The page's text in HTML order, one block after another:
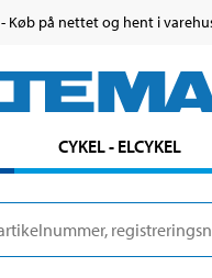
- Køb på nettet og hent i
CYKEL - ELCYKEL